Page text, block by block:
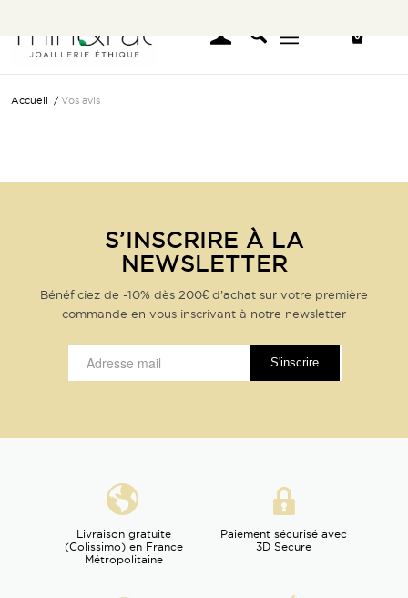
Accueil / Vos avis
S’INSCRIRE À LA
NEWSLETTER
Bénéficiez de -10% dès 200€ d’achat sur votre première
commande en vous inscrivant à notre newsletter
Livraison gratuite
(Colissimo) en France
Métropolitaine
Paiement sécurisé avec
3D Secure